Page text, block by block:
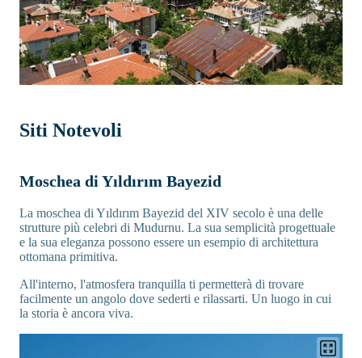
Siti Notevoli
Moschea di Yıldırım Bayezid
La moschea di Yıldırım Bayezid del XIV secolo è una delle
strutture più celebri di Mudurnu. La sua semplicità progettuale
e la sua eleganza possono essere un esempio di architettura
ottomana primitiva.
All'interno, l'atmosfera tranquilla ti permetterà di trovare
facilmente un angolo dove sederti e rilassarti. Un luogo in cui
la storia è ancora viva.